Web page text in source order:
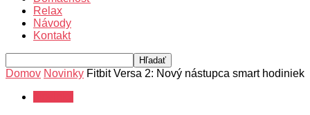
Relax
Návody
Kontakt
Domov Novinky Fitbit Versa 2: Nový nástupca smart hodiniek